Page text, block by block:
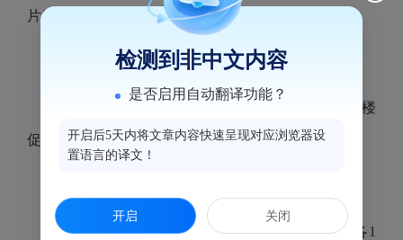
片发送到鼓楼区司法局基层科邮箱glsfjck@163.com。
（2）直接到我局报名：
地址：福州市鼓楼区鼓屏路47号鼓楼区司法局三楼
促进科
需要携带的材料：身份证、学历证明复印件各1
检测到非中文内容
是否启用自动翻译功能？
开启后5天内将文章内容快速呈现对应浏览器设
置语言的译文！
开启 关闭